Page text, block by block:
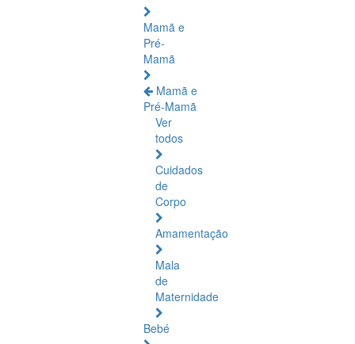
Mamã e
Pré-
Mamã
Mamã e
Pré-Mamã
Ver
todos
Cuidados
de
Corpo
Amamentação
Mala
de
Maternidade
Bebé